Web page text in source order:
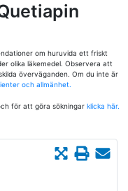
om huruvida ett friskt
olika läkemedel. Observera att
överväganden. Om du inte är
och allmänhet.
för att göra sökningar klicka här.